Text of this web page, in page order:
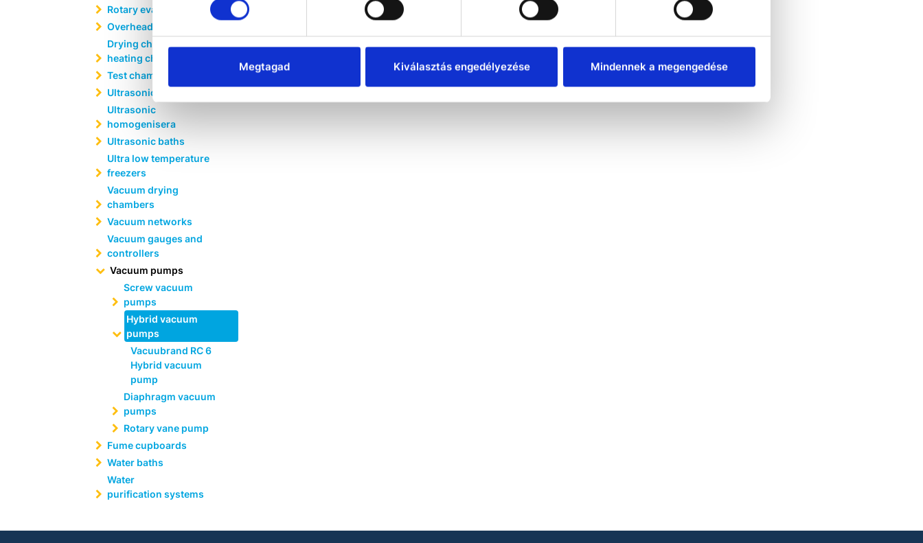
Megtagad Kiválasztás engedélyezése Mindennek a megengedése
Rotary evaporators
Overhead stirrers
Drying chambers and
heating chambers
Test chambers
Ultrasonic baths
Ultrasonic
homogenisera
Ultrasonic baths
Ultra low temperature
freezers
Vacuum drying
chambers
Vacuum networks
Vacuum gauges and
controllers
Vacuum pumps
Screw vacuum
pumps
Hybrid vacuum
pumps
Vacuubrand RC 6
Hybrid vacuum
pump
Diaphragm vacuum
pumps
Rotary vane pump
Fume cupboards
Water baths
Water
purification systems